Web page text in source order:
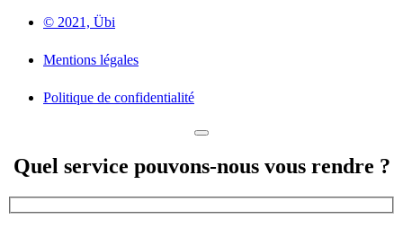
© 2021, Übi
Mentions légales
Politique de confidentialité
Quel service pouvons-nous vous rendre ?